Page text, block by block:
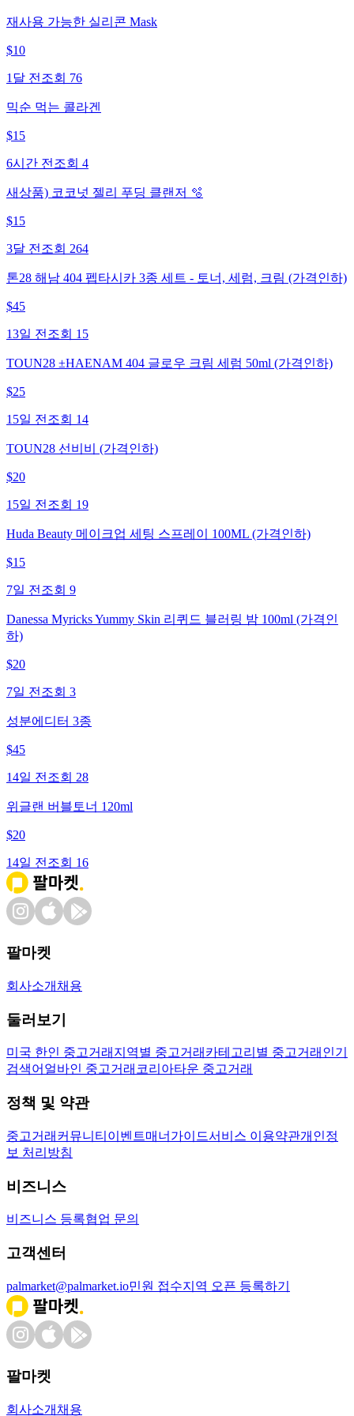
재사용 가능한 실리콘 Mask
$10
1달 전 조회 76
믹순 먹는 콜라겐
$15
6시간 전 조회 4
새상품) 코코넛 젤리 푸딩 클랜저 🫧
$15
3달 전 조회 264
톤28 해남 404 펩타시카 3종 세트 - 토너, 세럼, 크림 (가격인하)
$45
13일 전 조회 15
TOUN28 ±HAENAM 404 글로우 크림 세럼 50ml (가격인하)
$25
15일 전 조회 14
TOUN28 선비비 (가격인하)
$20
15일 전 조회 19
Huda Beauty 메이크업 세팅 스프레이 100ML (가격인하)
$15
7일 전 조회 9
Danessa Myricks Yummy Skin 리퀴드 블러링 밤 100ml (가격인
하)
$20
7일 전 조회 3
성분에디터 3종
$45
14일 전 조회 28
위글랜 버블토너 120ml
$20
14일 전 조회 16
팔마켓
회사소개 채용
둘러보기
미국 한인 중고거래 지역별 중고거래 카테고리별 중고거래 인기
검색어 얼바인 중고거래 코리아타운 중고거래
정책 및 약관
중고거래 커뮤니티 이벤트매너가이드서비스 이용약관개인정
보 처리방침
비즈니스
비즈니스 등록협업 문의
고객센터
palmarket@palmarket.io민원 접수지역 오픈 등록하기
팔마켓
회사소개 채용